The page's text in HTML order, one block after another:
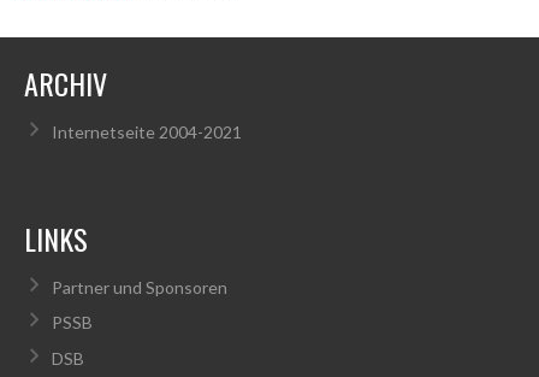
ARCHIV
Internetseite 2004-2021
LINKS
Partner und Sponsoren
PSSB
DSB